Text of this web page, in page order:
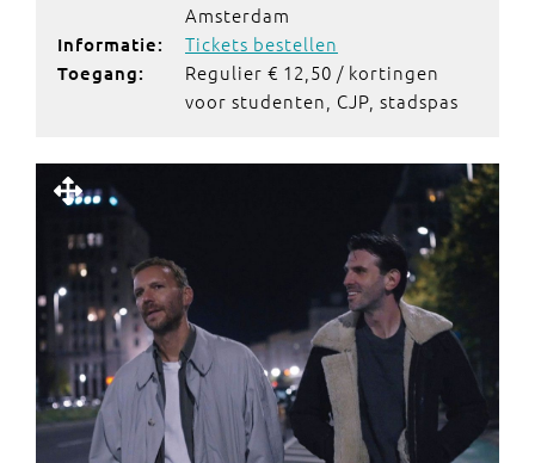
Amsterdam
Informatie: Tickets bestellen
Toegang:
Regulier € 12,50 / kortingen
voor studenten, CJP, stadspas